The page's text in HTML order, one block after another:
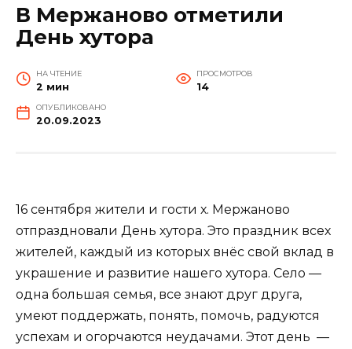
В Мержаново отметили
День хутора
НА ЧТЕНИЕ
2 мин
ПРОСМОТРОВ
14
ОПУБЛИКОВАНО
20.09.2023
16 сентября жители и гости х. Мержаново
отпраздновали День хутора. Это праздник всех
жителей, каждый из которых внёс свой вклад в
украшение и развитие нашего хутора. Село —
одна большая семья, все знают друг друга,
умеют поддержать, понять, помочь, радуются
успехам и огорчаются неудачами. Этот день —